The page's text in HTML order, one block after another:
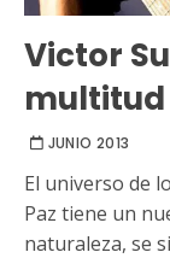
Victor
multitud
JUNIO 2013
El universo de
Paz tiene un
naturaleza, se